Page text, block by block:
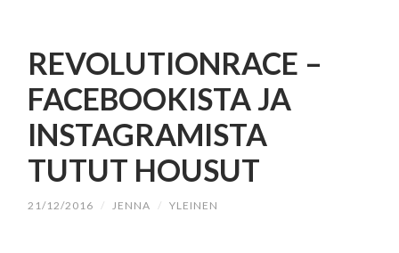
REVOLUTIONRACE –
FACEBOOKISTA JA
INSTAGRAMISTA
TUTUT HOUSUT
21/12/2016 / JENNA / YLEINEN